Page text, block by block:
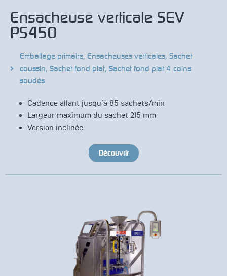
Ensacheuse verticale SEV
PS450
Emballage primaire, Ensacheuses verticales, Sachet
coussin, Sachet fond plat, Sachet fond plat 4 coins
soudés
Cadence allant jusqu’à 85 sachets/min
Largeur maximum du sachet 215 mm
Version inclinée
Découvrir